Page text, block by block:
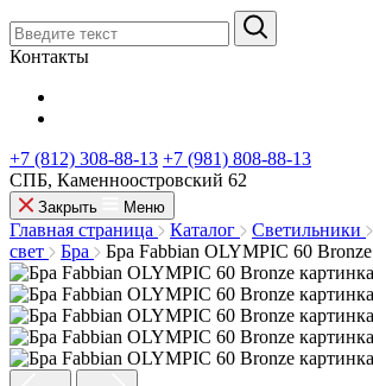
Контакты
+7 (812) 308-88-13 +7 (981) 808-88-13
СПБ, Каменноостровский 62
Закрыть Меню
Главная страница Каталог Светильники
свет
Бра Бра Fabbian OLYMPIC 60 Bronze